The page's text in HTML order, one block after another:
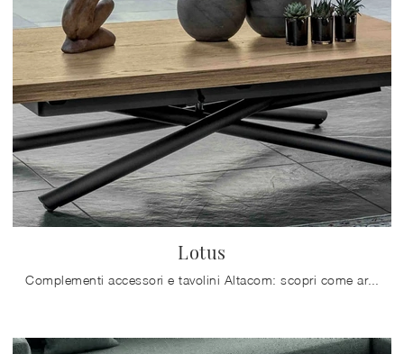
Lotus
Complementi accessori e tavolini Altacom: scopri come arricchire i tuoi interni moderni con il modello Lotus.